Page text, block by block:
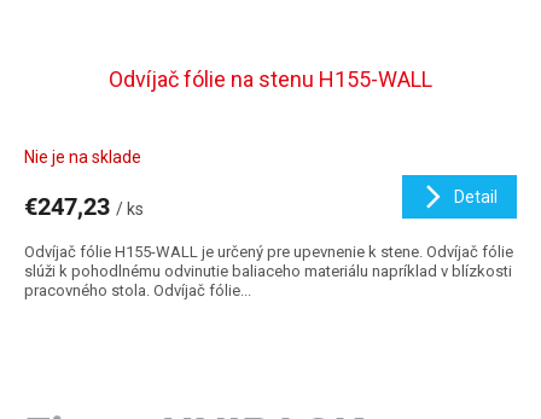
Odvíjač fólie na stenu H155-WALL
Nie je na sklade
€247,23 / ks
Detail
Odvíjač fólie H155-WALL je určený pre upevnenie k stene. Odvíjač fólie
slúži k pohodlnému odvinutie baliaceho materiálu napríklad v blízkosti
pracovného stola. Odvíjač fólie...